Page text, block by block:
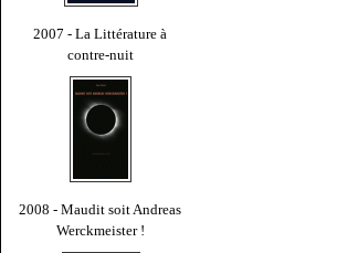
2007 - La Littérature à
contre-nuit
2008 - Maudit soit Andreas
Werckmeister !